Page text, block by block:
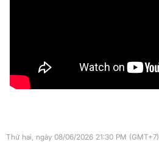
Thứ hai, ngày 08/06/2026 21:30 PM (GMT+7)